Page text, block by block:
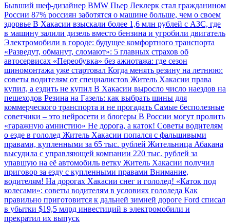
Бывший шеф-дизайнер BMW Пьер Леклерк стал гражданином
России 87% россиян заботятся о машине больше, чем о своем
здорвье В Хакасии взыскали более 1,6 млн рублей с АЗС, где
в машину залили дизель вместо бензина и угробили двигатель
Электромобили в городе: будущее комфортного транспорта
«Разведут, обманут, сломают»: 5 главных страхов об
автосервисах «Переобувка» без ажиотажа: где сезон
шиномонтажа уже стартовал Когда менять резину на летнюю:
советы водителям от специалистов Житель Хакасии права
купил, а ездить не купил В Хакасии выросло число наездов на
пешеходов Резина на Газель: как выбрать шины для
коммерческого транспорта и не прогадать Самые бесполезные
советчики – это нейросети и блогеры В России могут пролить
«гаражную амнистию» Не дорога, а каток! Советы водителям
о езде в гололед Житель Хакасии попался с фальшивыми
правами, купленными за 65 тыс. рублей Жительница Абакана
высудила с управляющей компании 220 тыс. рублей за
упавшую на её автомобиль ветку Житель Хакасии получил
приговор за езду с купленными правами Внимание,
водителям! На дорогах Хакасии снег и гололед! «Каток под
колесами»: советы водителям в условиях гололеда Как
правильно приготовится к дальней зимней дороге Ford списал
в убытки $19,5 млрд инвестиций в электромобили и
прекратил их выпуск